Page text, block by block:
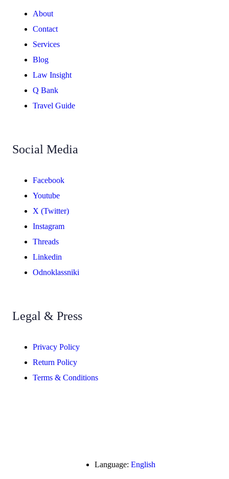
About
Contact
Services
Blog
Law Insight
Q Bank
Travel Guide
Social Media
Facebook
Youtube
X (Twitter)
Instagram
Threads
Linkedin
Odnoklassniki
Legal & Press
Privacy Policy
Return Policy
Terms & Conditions
Language: English